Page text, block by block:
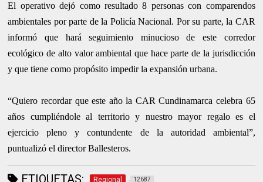
El operativo dejó como resultado 8 personas con comparendos
ambientales por parte de la Policía Nacional. Por su parte, la CAR
informó que hará seguimiento minucioso de este corredor
ecológico de alto valor ambiental que hace parte de la jurisdicción
y que tiene como propósito impedir la expansión urbana.
“Quiero recordar que este año la CAR Cundinamarca celebra 65
años cumpliéndole al territorio y nuestro mayor regalo es el
ejercicio pleno y contundente de la autoridad ambiental”,
puntualizó el director Ballesteros.
Regional 12687